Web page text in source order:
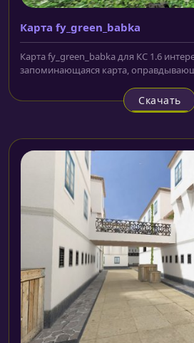
Карта fy_green_babka
Карта fy_green_babka для КС 1.6
запоминающаяся карта,
Скачать